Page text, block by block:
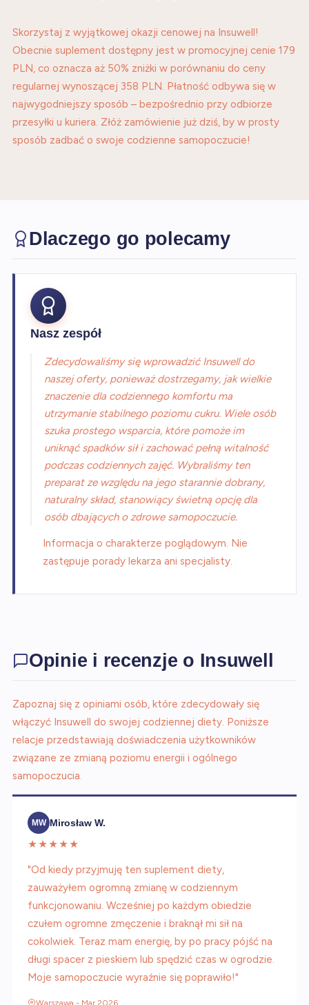
Skorzystaj z wyjątkowej okazji cenowej na Insuwell!
Obecnie suplement dostępny jest w promocyjnej cenie 179
PLN, co oznacza aż 50% zniżki w porównaniu do ceny
regularnej wynoszącej 358 PLN. Płatność odbywa się w
najwygodniejszy sposób – bezpośrednio przy odbiorze
przesyłki u kuriera. Złóż zamówienie już dziś, by w prosty
sposób zadbać o swoje codzienne samopoczucie!
Dlaczego go polecamy
Nasz zespół
Zdecydowaliśmy się wprowadzić Insuwell do
naszej oferty, ponieważ dostrzegamy, jak wielkie
znaczenie dla codziennego komfortu ma
utrzymanie stabilnego poziomu cukru. Wiele osób
szuka prostego wsparcia, które pomoże im
uniknąć spadków sił i zachować pełną witalność
podczas codziennych zajęć. Wybraliśmy ten
preparat ze względu na jego starannie dobrany,
naturalny skład, stanowiący świetną opcję dla
osób dbających o zdrowe samopoczucie.
Informacja o charakterze poglądowym. Nie
zastępuje porady lekarza ani specjalisty.
Opinie i recenzje o Insuwell
Zapoznaj się z opiniami osób, które zdecydowały się
włączyć Insuwell do swojej codziennej diety. Poniższe
relacje przedstawiają doświadczenia użytkowników
związane ze zmianą poziomu energii i ogólnego
samopoczucia.
MW Mirosław W.
★★★★★
"Od kiedy przyjmuję ten suplement diety,
zauważyłem ogromną zmianę w codziennym
funkcjonowaniu. Wcześniej po każdym obiedzie
czułem ogromne zmęczenie i braknął mi sił na
cokolwiek. Teraz mam energię, by po pracy pójść na
długi spacer z pieskiem lub spędzić czas w ogrodzie.
Moje samopoczucie wyraźnie się poprawiło!"
Warszawa - Mar 2026